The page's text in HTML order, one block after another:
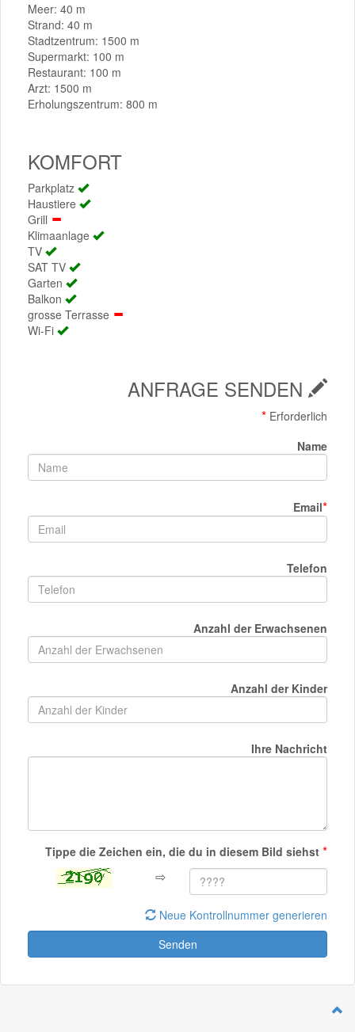
Meer: 40 m
Strand: 40 m
Stadtzentrum: 1500 m
Supermarkt: 100 m
Restaurant: 100 m
Arzt: 1500 m
Erholungszentrum: 800 m
KOMFORT
Parkplatz
Haustiere
Grill
Klimaanlage
TV
SAT TV
Garten
Balkon
grosse Terrasse
Wi-Fi
ANFRAGE SENDEN
* Erforderlich
Name
Email*
Telefon
Anzahl der Erwachsenen
Anzahl der Kinder
Ihre Nachricht
Tippe die Zeichen ein, die du in diesem Bild siehst *
⇨
Neue Kontrollnummer generieren
Senden